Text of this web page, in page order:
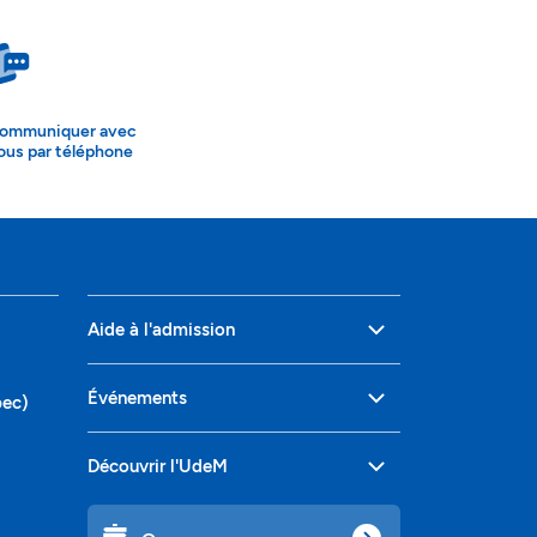
avec
par téléphone
Aide à l'admission
Événements
Découvrir l'UdeM